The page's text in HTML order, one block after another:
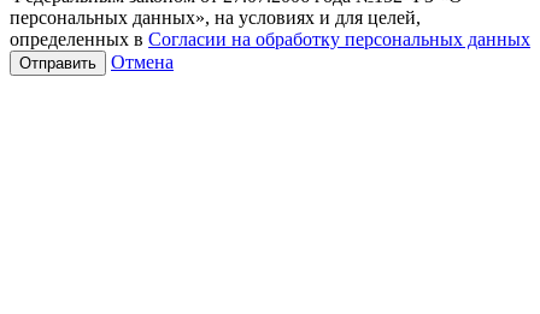
персональных данных», на условиях и для целей,
определенных в Согласии на обработку персональных данных
Отмена